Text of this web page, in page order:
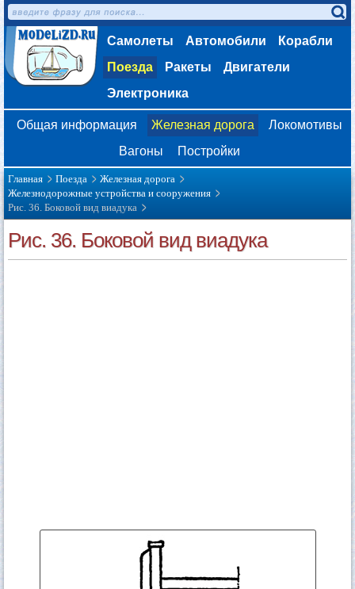
Самолеты Автомобили
Корабли
Поезда
Ракеты
Двигатели
Электроника
Общая информация Железная дорога
Локомотивы
Вагоны
Постройки
Главная Поезда
Железная дорога
Железнодорожные устройства и сооружения
Рис. 36. Боковой вид виадука
Рис. 36. Боковой вид виадука